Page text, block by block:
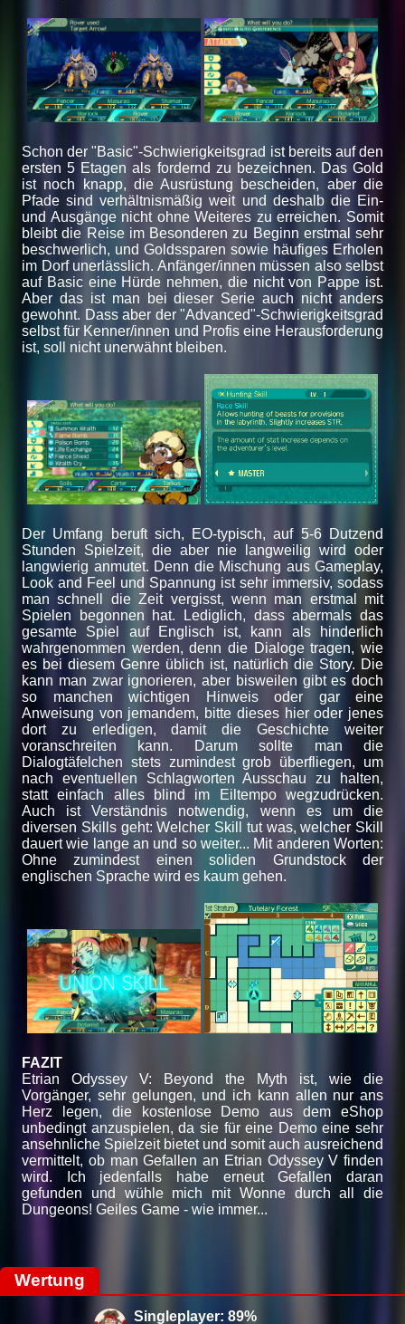
Schon der "Basic"-Schwierigkeitsgrad ist bereits auf den
ersten 5 Etagen als fordernd zu bezeichnen. Das Gold
ist noch knapp, die Ausrüstung bescheiden, aber die
Pfade sind verhältnismäßig weit und deshalb die Ein-
und Ausgänge nicht ohne Weiteres zu erreichen. Somit
bleibt die Reise im Besonderen zu Beginn erstmal sehr
beschwerlich, und Goldssparen sowie häufiges Erholen
im Dorf unerlässlich. Anfänger/innen müssen also selbst
auf Basic eine Hürde nehmen, die nicht von Pappe ist.
Aber das ist man bei dieser Serie auch nicht anders
gewohnt. Dass aber der "Advanced"-Schwierigkeitsgrad
selbst für Kenner/innen und Profis eine Herausforderung
ist, soll nicht unerwähnt bleiben.
Der Umfang beruft sich, EO-typisch, auf 5-6 Dutzend
Stunden Spielzeit, die aber nie langweilig wird oder
langwierig anmutet. Denn die Mischung aus Gameplay,
Look and Feel und Spannung ist sehr immersiv, sodass
man schnell die Zeit vergisst, wenn man erstmal mit
Spielen begonnen hat. Lediglich, dass abermals das
gesamte Spiel auf Englisch ist, kann als hinderlich
wahrgenommen werden, denn die Dialoge tragen, wie
es bei diesem Genre üblich ist, natürlich die Story. Die
kann man zwar ignorieren, aber bisweilen gibt es doch
so manchen wichtigen Hinweis oder gar eine
Anweisung von jemandem, bitte dieses hier oder jenes
dort zu erledigen, damit die Geschichte weiter
voranschreiten kann. Darum sollte man die
Dialogtäfelchen stets zumindest grob überfliegen, um
nach eventuellen Schlagworten Ausschau zu halten,
statt einfach alles blind im Eiltempo wegzudrücken.
Auch ist Verständnis notwendig, wenn es um die
diversen Skills geht: Welcher Skill tut was, welcher Skill
dauert wie lange an und so weiter... Mit anderen Worten:
Ohne zumindest einen soliden Grundstock der
englischen Sprache wird es kaum gehen.
FAZIT
Etrian Odyssey V: Beyond the Myth ist, wie die
Vorgänger, sehr gelungen, und ich kann allen nur ans
Herz legen, die kostenlose Demo aus dem eShop
unbedingt anzuspielen, da sie für eine Demo eine sehr
ansehnliche Spielzeit bietet und somit auch ausreichend
vermittelt, ob man Gefallen an Etrian Odyssey V finden
wird. Ich jedenfalls habe erneut Gefallen daran
gefunden und wühle mich mit Wonne durch all die
Dungeons! Geiles Game - wie immer...
Wertung
Singleplayer: 89%